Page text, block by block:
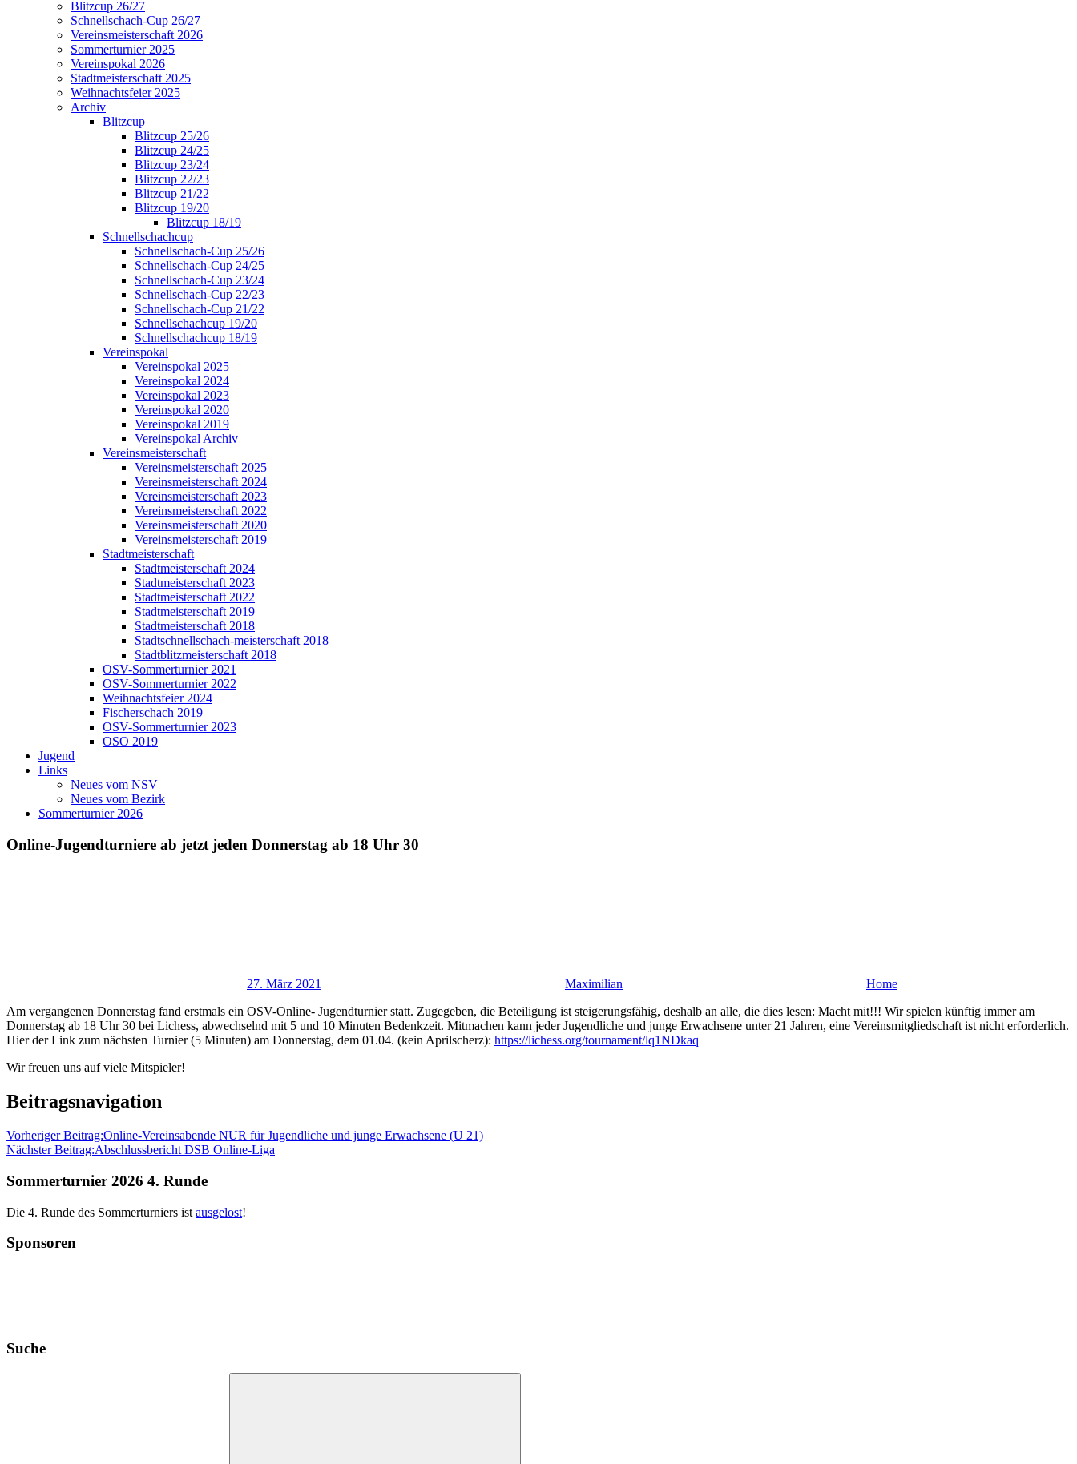
Blitzcup 26/27
Schnellschach-Cup 26/27
Vereinsmeisterschaft 2026
Sommerturnier 2025
Vereinspokal 2026
Stadtmeisterschaft 2025
Weihnachtsfeier 2025
Archiv
Blitzcup
Blitzcup 25/26
Blitzcup 24/25
Blitzcup 23/24
Blitzcup 22/23
Blitzcup 21/22
Blitzcup 19/20
Blitzcup 18/19
Schnellschachcup
Schnellschach-Cup 25/26
Schnellschach-Cup 24/25
Schnellschach-Cup 23/24
Schnellschach-Cup 22/23
Schnellschach-Cup 21/22
Schnellschachcup 19/20
Schnellschachcup 18/19
Vereinspokal
Vereinspokal 2025
Vereinspokal 2024
Vereinspokal 2023
Vereinspokal 2020
Vereinspokal 2019
Vereinspokal Archiv
Vereinsmeisterschaft
Vereinsmeisterschaft 2025
Vereinsmeisterschaft 2024
Vereinsmeisterschaft 2023
Vereinsmeisterschaft 2022
Vereinsmeisterschaft 2020
Vereinsmeisterschaft 2019
Stadtmeisterschaft
Stadtmeisterschaft 2024
Stadtmeisterschaft 2023
Stadtmeisterschaft 2022
Stadtmeisterschaft 2019
Stadtmeisterschaft 2018
Stadtschnellschach-meisterschaft 2018
Stadtblitzmeisterschaft 2018
OSV-Sommerturnier 2021
OSV-Sommerturnier 2022
Weihnachtsfeier 2024
Fischerschach 2019
OSV-Sommerturnier 2023
OSO 2019
Jugend
Links
Neues vom NSV
Neues vom Bezirk
Sommerturnier 2026
Online-Jugendturniere ab jetzt jeden Donnerstag ab 18 Uhr 30
27. März 2021 Maximilian
Home
Am vergangenen Donnerstag fand erstmals ein OSV-Online- Jugendturnier statt. Zugegeben, die Beteiligung ist steigerungsfähig, deshalb an alle, die dies lesen: Macht mit!!! Wir spielen künftig immer am
Donnerstag ab 18 Uhr 30 bei Lichess, abwechselnd mit 5 und 10 Minuten Bedenkzeit. Mitmachen kann jeder Jugendliche und junge Erwachsene unter 21 Jahren, eine Vereinsmitgliedschaft ist nicht erforderlich.
Hier der Link zum nächsten Turnier (5 Minuten) am Donnerstag, dem 01.04. (kein Aprilscherz): https://lichess.org/tournament/lq1NDkaq
Wir freuen uns auf viele Mitspieler!
Beitragsnavigation
Vorheriger Beitrag:Online-Vereinsabende NUR für Jugendliche und junge Erwachsene (U 21)
Nächster Beitrag:Abschlussbericht DSB Online-Liga
Sommerturnier 2026 4. Runde
Die 4. Runde des Sommerturniers ist ausgelost!
Sponsoren
Suche